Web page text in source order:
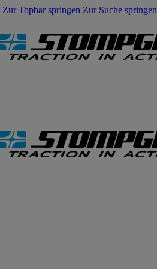
Zur Topbar springen Zur Suche springen